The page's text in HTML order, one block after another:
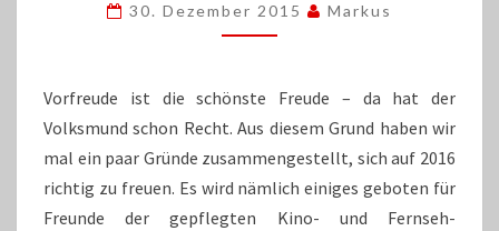
GUTES
JAHR!
30. Dezember 2015 Markus
Vorfreude ist die schönste Freude – da hat der
Volksmund schon Recht. Aus diesem Grund haben wir
mal ein paar Gründe zusammengestellt, sich auf 2016
richtig zu freuen. Es wird nämlich einiges geboten für
Freunde der gepflegten Kino- und Fernseh-